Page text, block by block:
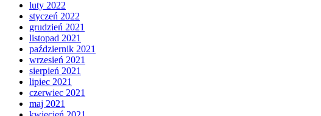
luty 2022
styczeń 2022
grudzień 2021
listopad 2021
październik 2021
wrzesień 2021
sierpień 2021
lipiec 2021
czerwiec 2021
maj 2021